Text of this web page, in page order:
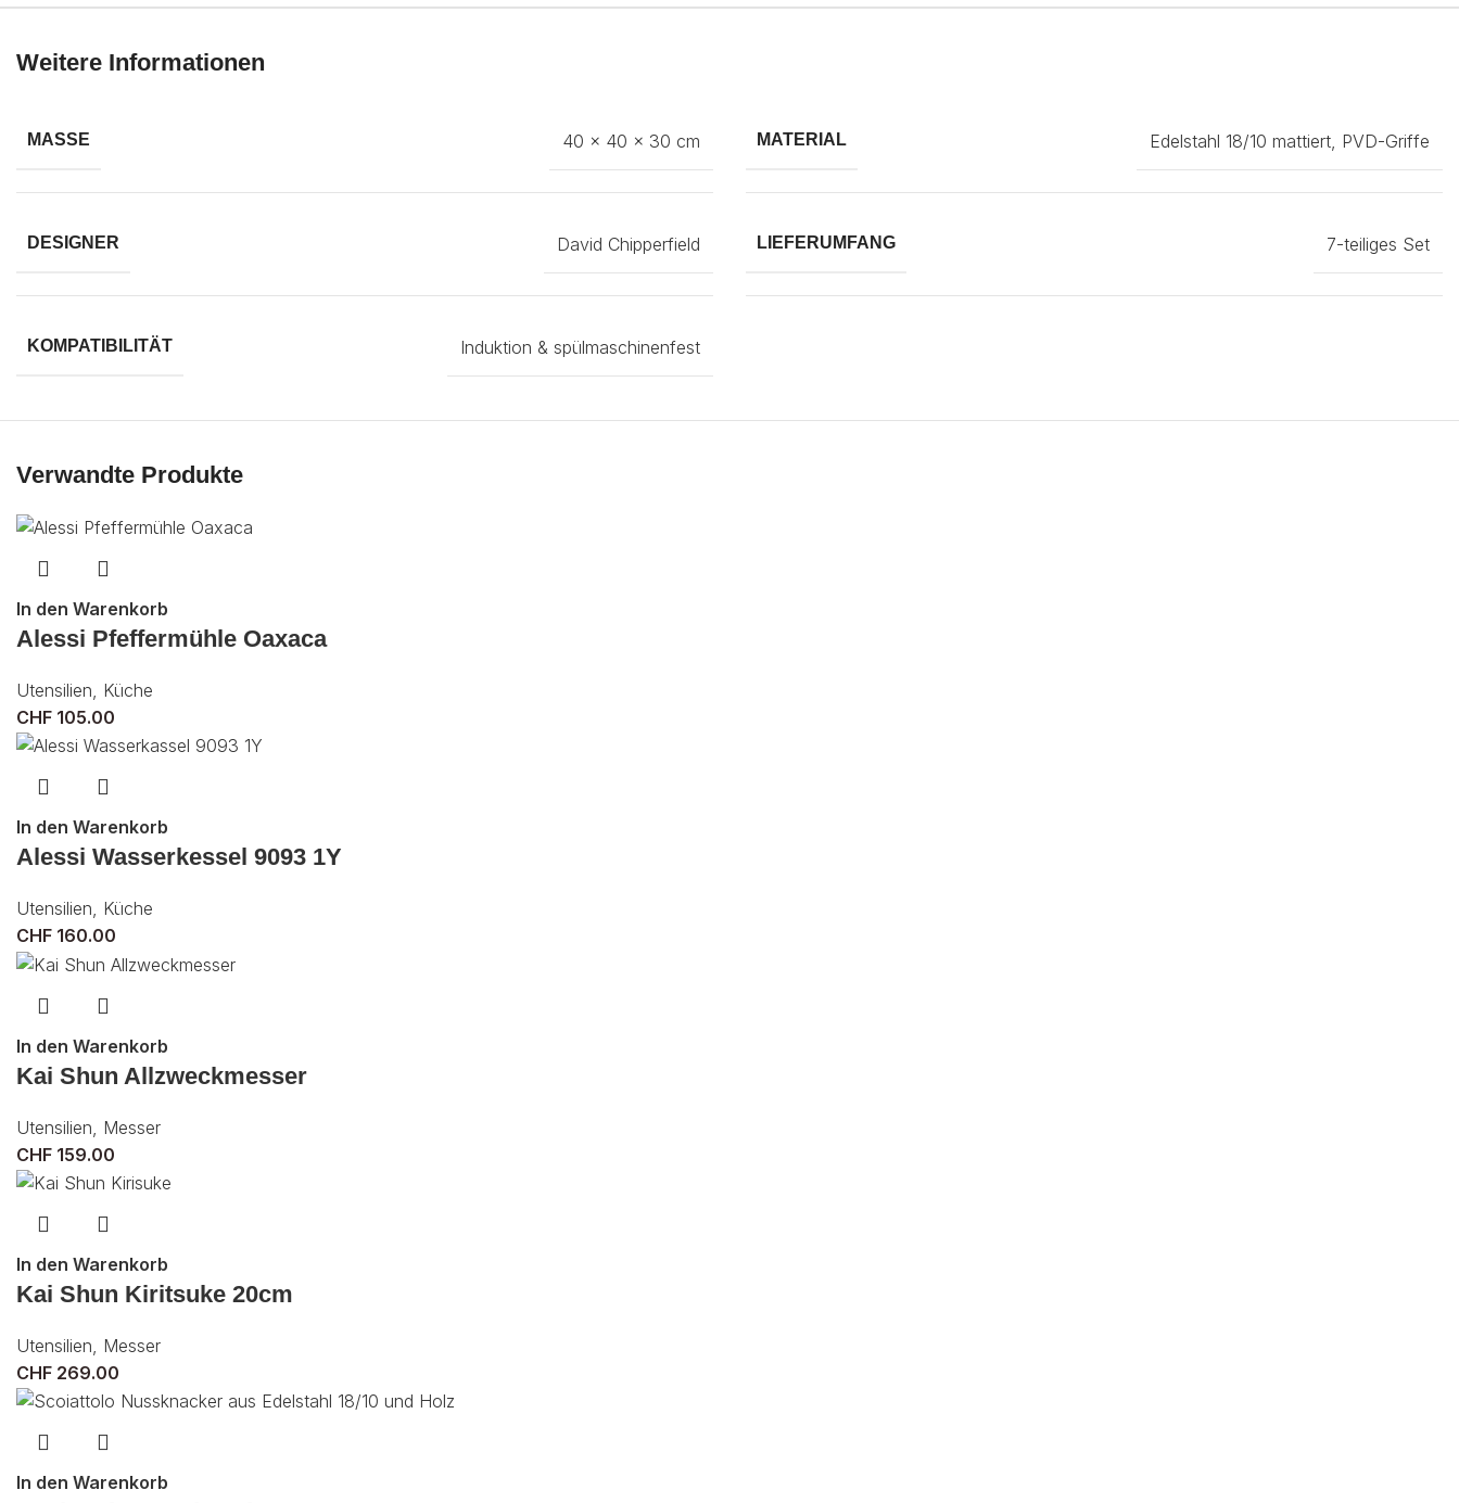
Weitere Informationen
MASSE 40 × 40 × 30 cm MATERIAL Edelstahl 18/10 mattiert PVD-Griffe
DESIGNER David Chipperfield LIEFERUMFANG 7-teiliges Set
KOMPATIBILITÄT Induktion & spülmaschinenfest
Verwandte Produkte
In den Warenkorb
Alessi Pfeffermühle Oaxaca
Utensilien, Küche
CHF 105.00
In den Warenkorb
Alessi Wasserkessel 9093 1Y
Utensilien, Küche
CHF 160.00
In den Warenkorb
Kai Shun Allzweckmesser
Utensilien Messer
CHF 159.00
In den Warenkorb
Kai Shun Kiritsuke 20cm
Utensilien Messer
CHF 269.00
In den Warenkorb